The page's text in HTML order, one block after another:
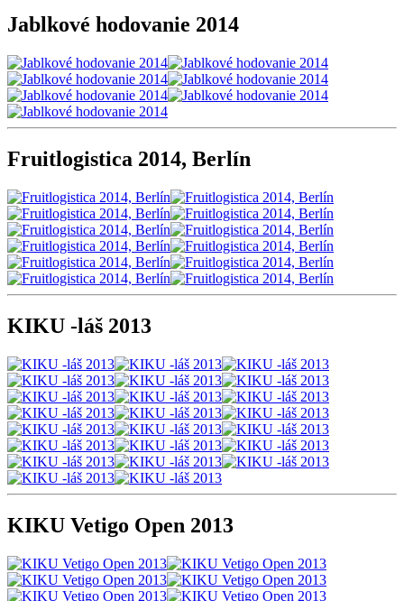
Jablkové hodovanie 2014
Fruitlogistica 2014, Berlín
KIKU -láš 2013
KIKU Vetigo Open 2013